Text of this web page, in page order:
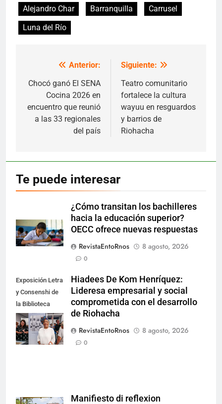
Alejandro Char
Barranquilla
Carrusel
Luna del Río
Navegación
de
entradas
Anterior:
Chocó ganó El SENA
Cocina 2026 en
encuentro que reunió
a las 33 regionales
del país
Siguiente:
Teatro comunitario
fortalece la cultura
wayuu en resguardos
y barrios de
Riohacha
Te puede interesar
¿Cómo transitan los bachilleres
hacia la educación superior?
OECC ofrece nuevas respuestas
RevistaEntoRnos
8 agosto, 2026
0
Exposición Letra
y Consenshi de
la Biblioteca
Nacional de
Aruba en San
Nicolás.
Hiadees De Kom Henríquez:
Lideresa empresarial y social
comprometida con el desarrollo
de Riohacha
RevistaEntoRnos
8 agosto, 2026
0
Manifiesto di reflexion